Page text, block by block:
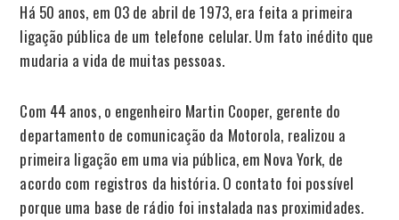
Há 50 anos, em 03 de abril de 1973, era feita a primeira
ligação pública de um telefone celular. Um fato inédito que
mudaria a vida de muitas pessoas.
Com 44 anos, o engenheiro Martin Cooper, gerente do
departamento de comunicação da Motorola, realizou a
primeira ligação em uma via pública, em Nova York, de
acordo com registros da história. O contato foi possível
porque uma base de rádio foi instalada nas proximidades.